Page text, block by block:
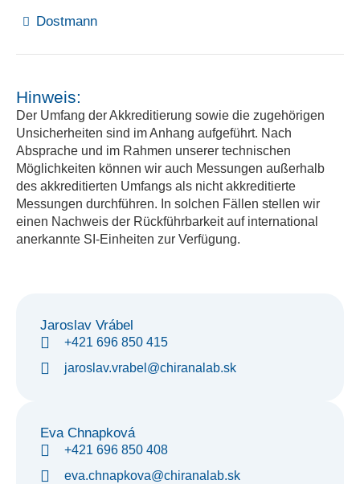
Dostmann
Hinweis:
Der Umfang der Akkreditierung sowie die zugehörigen
Unsicherheiten sind im Anhang aufgeführt. Nach
Absprache und im Rahmen unserer technischen
Möglichkeiten können wir auch Messungen außerhalb
des akkreditierten Umfangs als nicht akkreditierte
Messungen durchführen. In solchen Fällen stellen wir
einen Nachweis der Rückführbarkeit auf international
anerkannte SI-Einheiten zur Verfügung.
Jaroslav Vrábel
+421 696 850 415
jaroslav.vrabel@chiranalab.sk
Eva Chnapková
+421 696 850 408
eva.chnapkova@chiranalab.sk